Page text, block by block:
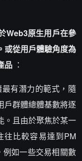
Web3原生用戶在參
或從用戶體驗角度為
品 ：
最有潛力的範式，隨
戶群體總體基數將逐
。且由於聚焦於某一
往比較容易達到PM
如一些交易相關數